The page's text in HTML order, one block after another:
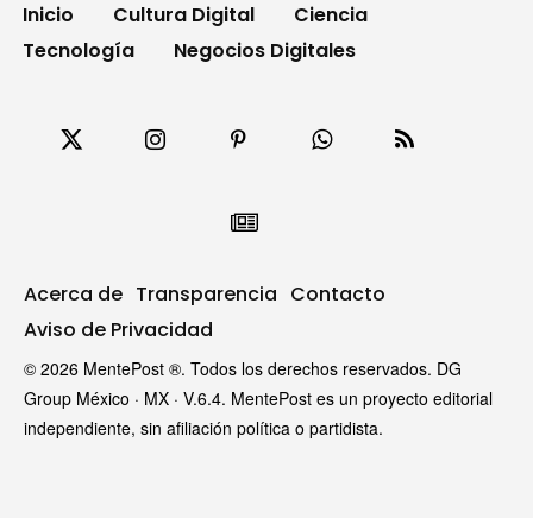
Inicio Cultura Digital
Ciencia
Tecnología
Negocios Digitales
Acerca de Transparencia Contacto
Aviso de Privacidad
© 2026 MentePost ®. Todos los derechos reservados. DG
Group México · MX · V.6.4. MentePost es un proyecto editorial
independiente, sin afiliación política o partidista.